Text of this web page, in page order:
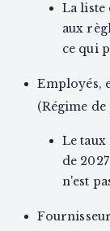
La liste
aux
ce qui
Employés,
(Régime
Le
de
n'est